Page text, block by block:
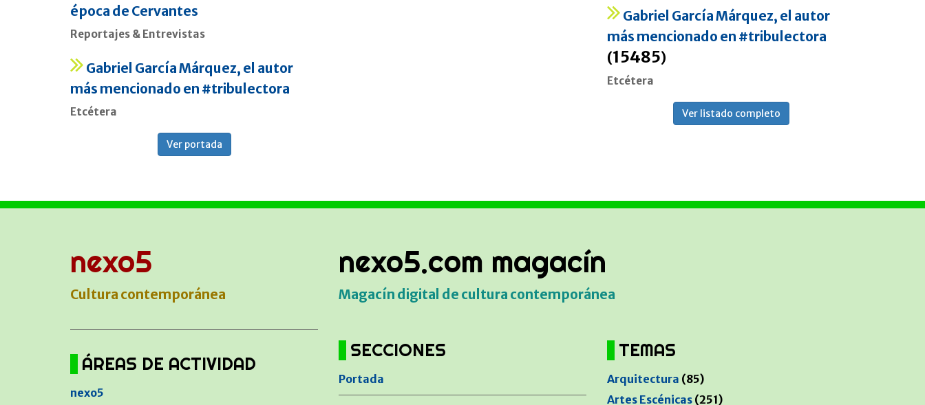
época de Cervantes
Reportajes & Entrevistas
Gabriel García Márquez, el autor
más mencionado en #tribulectora
Etcétera
Ver portada
Gabriel García Márquez, el autor
más mencionado en #tribulectora
(15485)
Etcétera
Ver listado completo
nexo5
Cultura contemporánea
ÁREAS DE ACTIVIDAD
nexo5
nexo5.com magacín
Magacín digital de cultura contemporánea
SECCIONES
Portada
TEMAS
Arquitectura (85)
Artes Escénicas (251)